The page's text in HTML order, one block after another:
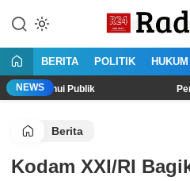
konten
Jujur Lantang
BERITA POLITIK
NEWS
Publik Pendekar
Berita
Kodam XXI/RI